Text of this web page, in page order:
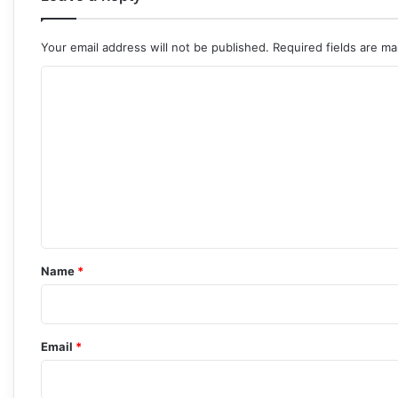
Your email address will not be published. Required fields are
*
Name *
Email *